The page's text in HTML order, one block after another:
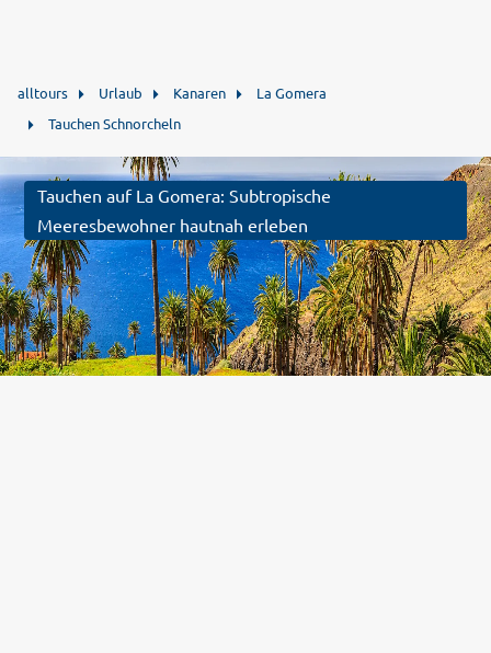
alltours Urlaub Kanaren
La Gomera
Tauchen Schnorcheln
Tauchen auf La Gomera: Subtropische
Meeresbewohner hautnah erleben